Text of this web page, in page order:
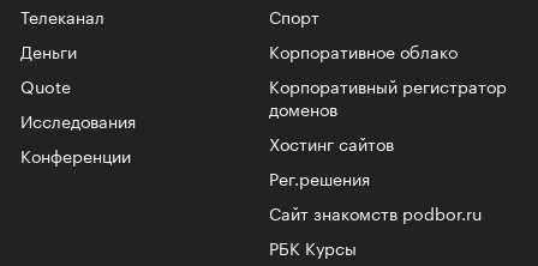
Телеканал
Спорт
Корпоративное облако
Корпоративный регистратор
доменов
Хостинг сайтов
Рег.решения
Сайт знакомств podbor.ru
РБК Курсы
Деньги
Quote
Исследования
Конференции